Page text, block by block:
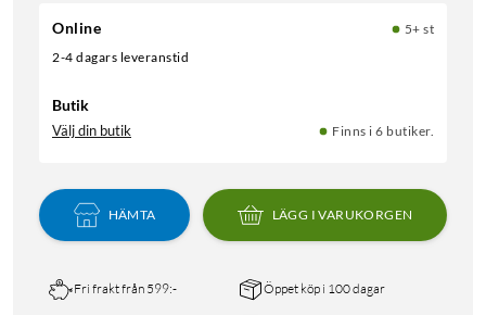
Online
5+ st
2-4 dagars leveranstid
Butik
Välj din butik Finns i 6 butiker.
HÄMTA LÄGG I VARUKORGEN
Fri frakt från 599:- Öppet köp i 100 dagar